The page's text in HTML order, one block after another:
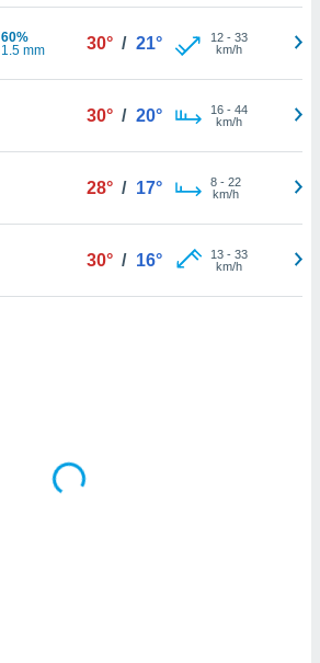
60%
1.5 mm
30° / 21° 12- 33
km/h
30° / 20° 16- 44
km/h
28° / 17° 8- 22
km/h
30° / 16° 13- 33
km/h